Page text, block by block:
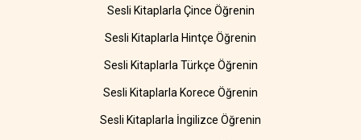
Sesli Kitaplarla Çince Öğrenin
Sesli Kitaplarla Hintçe Öğrenin
Sesli Kitaplarla Türkçe Öğrenin
Sesli Kitaplarla Korece Öğrenin
Sesli Kitaplarla İngilizce Öğrenin